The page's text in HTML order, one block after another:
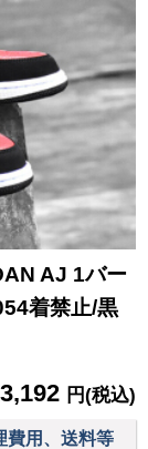
AJ 1バー
着禁止/黒
円(税込)
費用、送料等